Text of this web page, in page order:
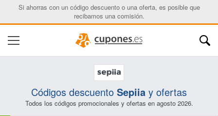
Si ahorras con un código descuento o una oferta, es posible que
recibamos una comisión.
Códigos descuento Sepiia y ofertas
Todos los códigos promocionales y ofertas en agosto 2026.